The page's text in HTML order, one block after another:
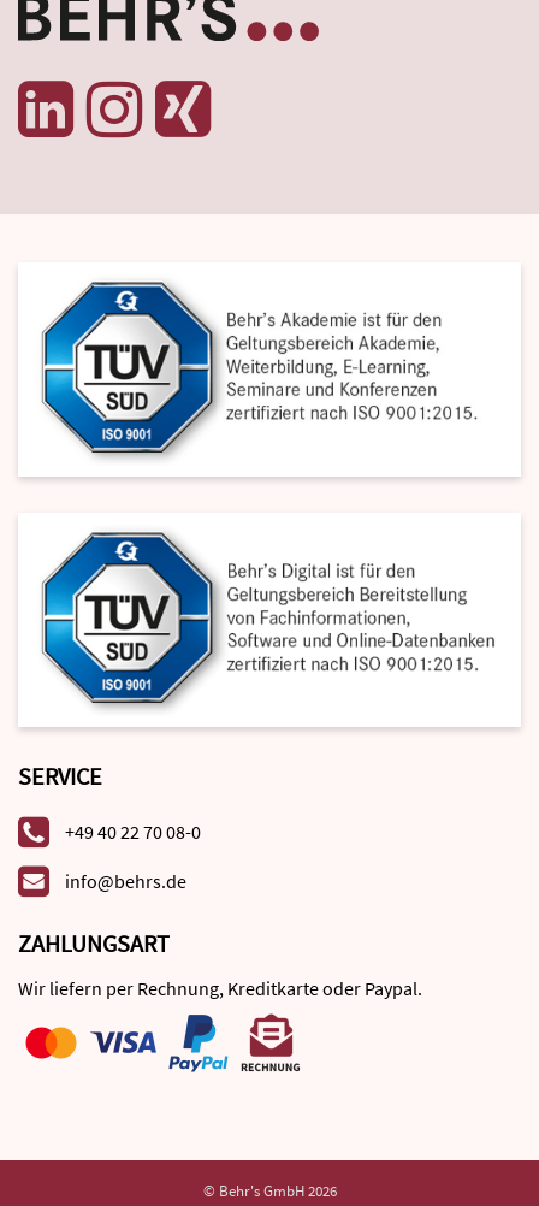
SERVICE
+49 40 22 70 08-0
info@behrs.de
ZAHLUNGSART
Wir liefern per Rechnung, Kreditkarte oder Paypal.
© Behr's GmbH 2026